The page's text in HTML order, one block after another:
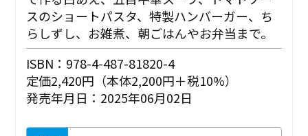
スのショートパスタ、特製ハンバーガー、ち
らしずし、お雑煮、朝ごはんやお弁当まで。
ISBN：978-4-487-81820-4
定価2,420円（本体2,200円＋税10%）
発売年月日：2025年06月02日